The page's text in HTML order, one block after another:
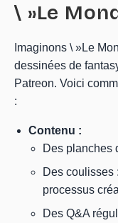
\ »Le
Imaginons \ »Le
dessinées de
Patreon. Voici
:
Contenu :
Des planches
Des coulisses
processus
Des Q&A